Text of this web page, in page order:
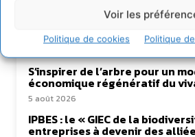
Voir les
Politique de cookies Politique
Soutenir un pastoralisme
socio-écosystèmes résilients
S’inspirer de l’arbre pour un
économique régénératif du
5 août 2026
IPBES : le « GIEC de la
entreprises à devenir des